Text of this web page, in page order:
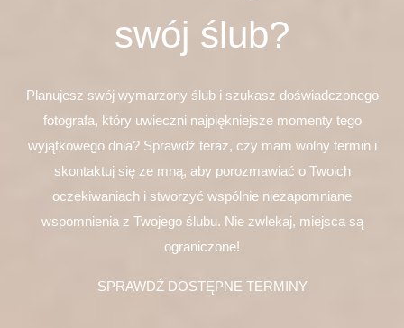
swój ślub?
Planujesz swój wymarzony ślub i szukasz doświadczonego
fotografa, który uwieczni najpiękniejsze momenty tego
wyjątkowego dnia? Sprawdź teraz, czy mam wolny termin i
skontaktuj się ze mną, aby porozmawiać o Twoich
oczekiwaniach i stworzyć wspólnie niezapomniane
wspomnienia z Twojego ślubu. Nie zwlekaj, miejsca są
ograniczone!
SPRAWDŹ DOSTĘPNE TERMINY